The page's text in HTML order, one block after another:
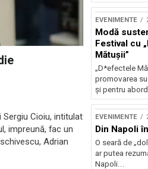
Cioiu, intitulat
impreună, fac un
Adrian
EVENIMENTE
Modă
Festival cu
Mătușii”
„D*efectele
promovarea
și pentru
EVENIMENTE
Din Napoli
O seară de
ar putea
Napoli...